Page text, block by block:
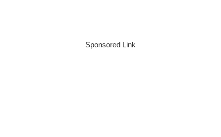
Sponsored Link